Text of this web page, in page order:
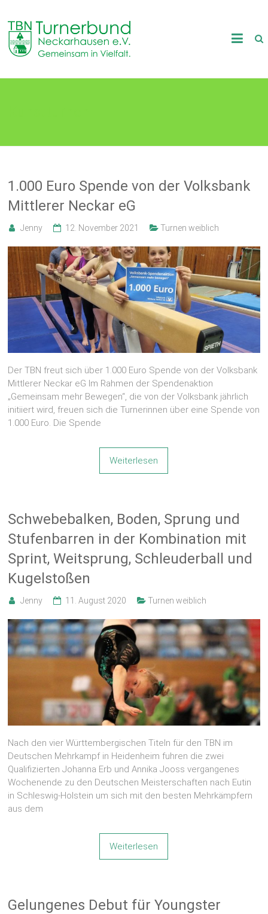
content
TB
Neckarhausen
in
1.000 Euro Spende von der Volksbank
Mittlerer Neckar eG
Jenny 12. November 2021 Turnen weiblich
Der TBN freut sich über 1.000 Euro Spende von der Volksbank
Mittlerer Neckar eG Im Rahmen der Spendenaktion
„Gemeinsam mehr Bewegen“, die von der Volksbank jährlich
initiiert wird, freuen sich die Turnerinnen über eine Spende von
1.000 Euro. Die Spende
Weiterlesen
Schwebebalken, Boden, Sprung und
Stufenbarren in der Kombination mit
Sprint, Weitsprung, Schleuderball und
Kugelstoßen
Jenny 11. August 2020 Turnen weiblich
Nach den vier Württembergischen Titeln für den TBN im
Deutschen Mehrkampf in Heidenheim fuhren die zwei
Qualifizierten Johanna Erb und Annika Jooss vergangenes
Wochenende zu den Deutschen Meisterschaften nach Eutin
in Schleswig-Holstein um sich mit den besten Mehrkämpfern
aus dem
Weiterlesen
Gelungenes Debut für Youngster